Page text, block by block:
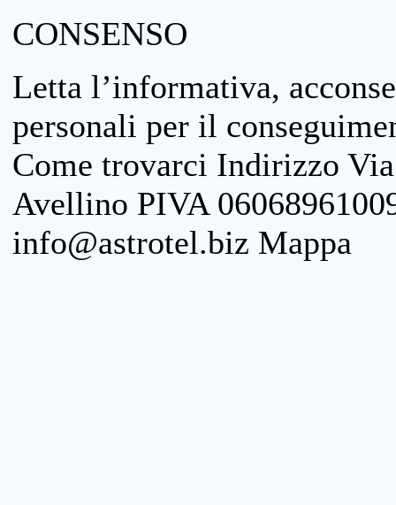
CONSENSO
Letta l’informativa,
personali per il
Come trovarci Indirizzo
Avellino PIVA
info@astrotel.biz Mappa